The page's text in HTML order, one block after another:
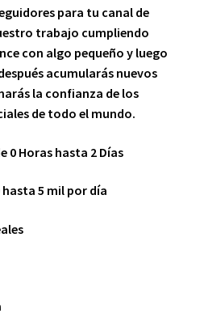
para tu canal de
trabajo cumpliendo
con algo pequeño y luego
acumularás nuevos
la confianza de los
de todo el mundo.
0 Horas hasta 2 Días
hasta 5 mil por día